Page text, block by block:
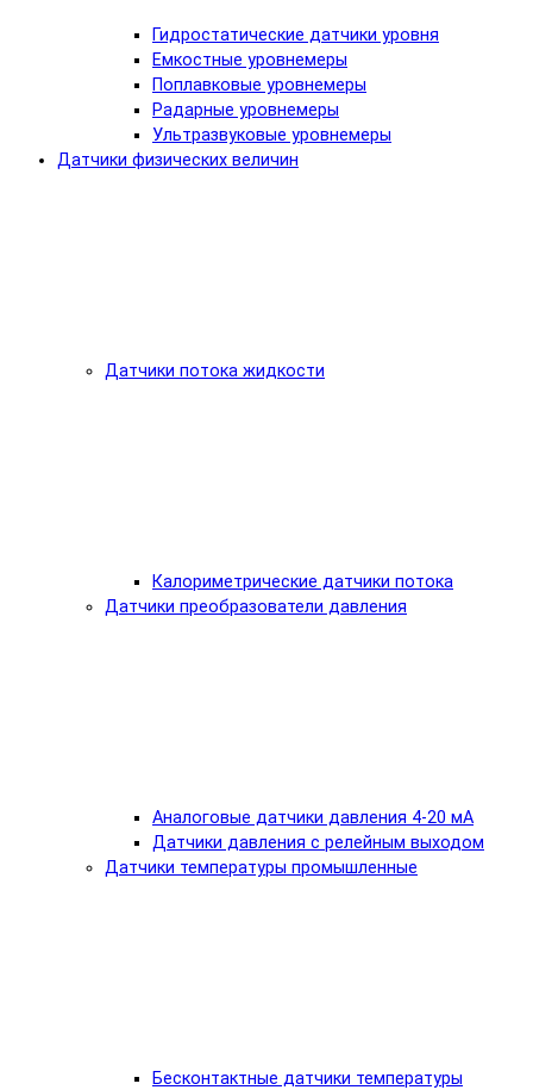
Гидростатические датчики уровня
Емкостные уровнемеры
Поплавковые уровнемеры
Радарные уровнемеры
Ультразвуковые уровнемеры
Датчики физических величин
Датчики потока жидкости
Калориметрические датчики потока
Датчики преобразователи давления
Аналоговые датчики давления 4-20 мА
Датчики давления с релейным выходом
Датчики температуры промышленные
Бесконтактные датчики температуры